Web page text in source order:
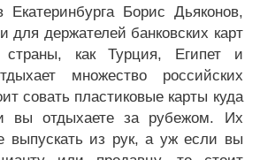
Екатеринбурга Борис Дьяконов,
держателей банковских карт
страны, как Турция, Египет и
множество российских
совать пластиковые карты куда
вы отдыхаете за рубежом. Их
выпускать из рук, а уж если вы